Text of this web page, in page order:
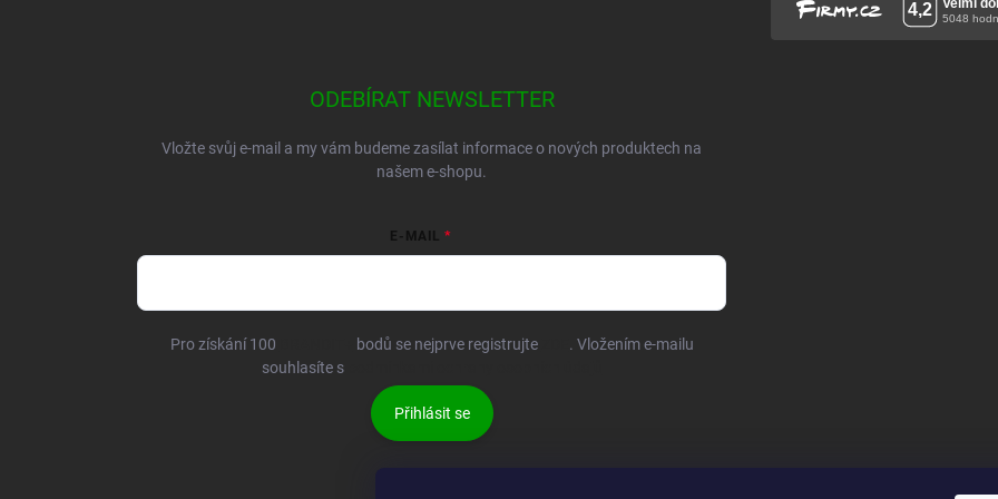
ODEBÍRAT NEWSLETTER
Vložte svůj e-mail a my vám budeme zasílat informace o nových produktech na
našem e-shopu.
E-MAIL
Pro získání 100 bodů se nejprve registrujte
. Vložením e-mailu
souhlasíte s
Přihlásit se